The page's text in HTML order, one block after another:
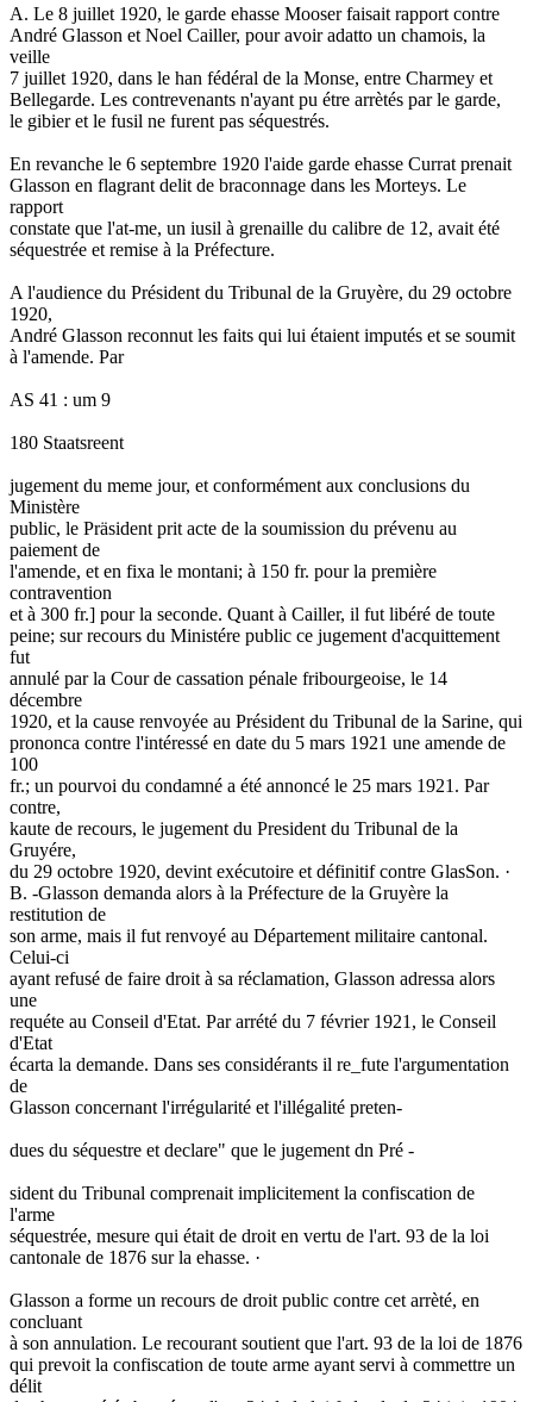
A. Le 8 juillet 1920, le garde ehasse Mooser faisait rapport contre
André Glasson et Noel Cailler, pour avoir adatto un chamois, la
veille
7 juillet 1920, dans le han fédéral de la Monse, entre Charmey et
Bellegarde. Les contrevenants n'ayant pu étre arrètés par le garde,
le gibier et le fusil ne furent pas séquestrés.
En revanche le 6 septembre 1920 l'aide garde ehasse Currat prenait
Glasson en flagrant delit de braconnage dans les Morteys. Le
rapport
constate que l'at-me, un iusil à grenaille du calibre de 12, avait été
séquestrée et remise à la Préfecture.
A l'audience du Président du Tribunal de la Gruyère, du 29 octobre
1920,
André Glasson reconnut les faits qui lui étaient imputés et se soumit
à l'amende. Par
AS 41 : um 9
180 Staatsreent
jugement du meme jour, et conformément aux conclusions du
Ministère
public, le Präsident prit acte de la soumission du prévenu au
paiement de
l'amende, et en fixa le montani; à 150 fr. pour la première
contravention
et à 300 fr.] pour la seconde. Quant à Cailler, il fut libéré de toute
peine; sur recours du Ministére public ce jugement d'acquittement
fut
annulé par la Cour de cassation pénale fribourgeoise, le 14
décembre
1920, et la cause renvoyée au Président du Tribunal de la Sarine, qui
prononca contre l'intéressé en date du 5 mars 1921 une amende de
100
fr.; un pourvoi du condamné a été annoncé le 25 mars 1921. Par
contre,
kaute de recours, le jugement du President du Tribunal de la
Gruyére,
du 29 octobre 1920, devint exécutoire et définitif contre GlasSon. ·
B. -Glasson demanda alors à la Préfecture de la Gruyère la
restitution de
son arme, mais il fut renvoyé au Département militaire cantonal.
Celui-ci
ayant refusé de faire droit à sa réclamation, Glasson adressa alors
une
requéte au Conseil d'Etat. Par arrété du 7 février 1921, le Conseil
d'Etat
écarta la demande. Dans ses considérants il re_fute l'argumentation
de
Glasson concernant l'irrégularité et l'illégalité preten-
dues du séquestre et declare" que le jugement dn Pré -
sident du Tribunal comprenait implicitement la confiscation de
l'arme
séquestrée, mesure qui était de droit en vertu de l'art. 93 de la loi
cantonale de 1876 sur la ehasse. ·
Glasson a forme un recours de droit public contre cet arrèté, en
concluant
à son annulation. Le recourant soutient que l'art. 93 de la loi de 1876
qui prevoit la confiscation de toute arme ayant servi à commettre un
délit